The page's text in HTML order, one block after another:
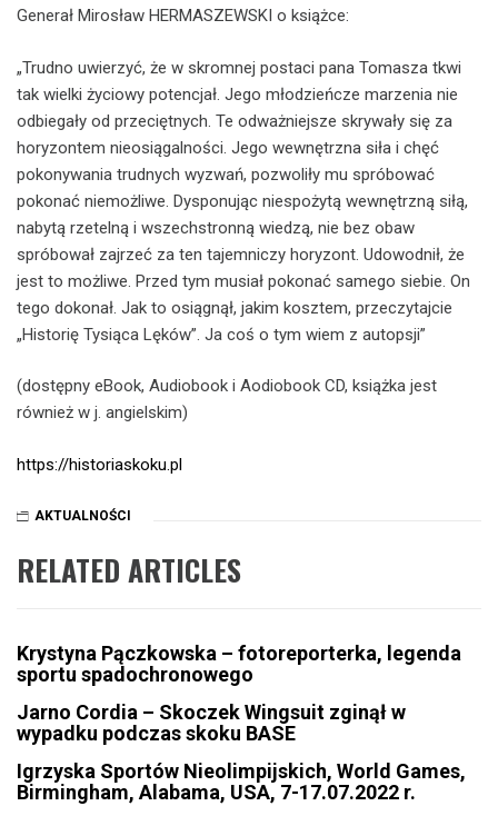
Generał Mirosław HERMASZEWSKI o książce:
„Trudno uwierzyć, że w skromnej postaci pana Tomasza tkwi
tak wielki życiowy potencjał. Jego młodzieńcze marzenia nie
odbiegały od przeciętnych. Te odważniejsze skrywały się za
horyzontem nieosiągalności. Jego wewnętrzna siła i chęć
pokonywania trudnych wyzwań, pozwoliły mu spróbować
pokonać niemożliwe. Dysponując niespożytą wewnętrzną siłą,
nabytą rzetelną i wszechstronną wiedzą, nie bez obaw
spróbował zajrzeć za ten tajemniczy horyzont. Udowodnił, że
jest to możliwe. Przed tym musiał pokonać samego siebie. On
tego dokonał. Jak to osiągnął, jakim kosztem, przeczytajcie
„Historię Tysiąca Lęków”. Ja coś o tym wiem z autopsji”
(dostępny eBook, Audiobook i Aodiobook CD, książka jest
również w j. angielskim)
https://historiaskoku.pl
AKTUALNOŚCI
RELATED ARTICLES
Krystyna Pączkowska – fotoreporterka, legenda
sportu spadochronowego
Jarno Cordia – Skoczek Wingsuit zginął w
wypadku podczas skoku BASE
Igrzyska Sportów Nieolimpijskich, World Games,
Birmingham, Alabama, USA, 7-17.07.2022 r.